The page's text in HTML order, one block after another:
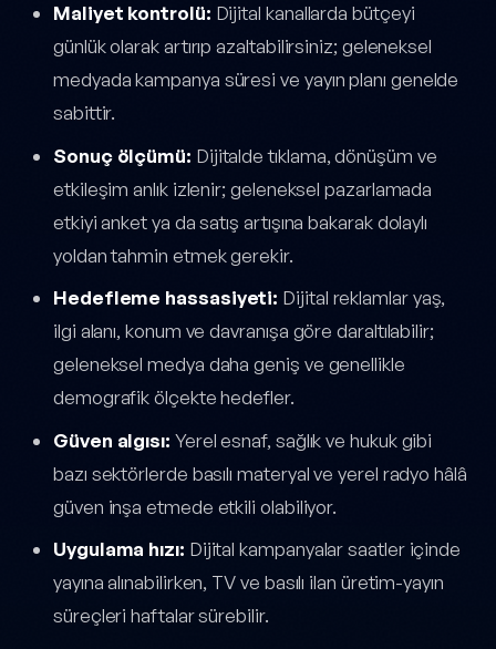
Maliyet kontrolü: Dijital kanallarda bütçeyi
günlük olarak artırıp azaltabilirsiniz; geleneksel
medyada kampanya süresi ve yayın planı genelde
sabittir.
Sonuç ölçümü: Dijitalde tıklama, dönüşüm ve
etkileşim anlık izlenir; geleneksel pazarlamada
etkiyi anket ya da satış artışına bakarak dolaylı
yoldan tahmin etmek gerekir.
Hedefleme hassasiyeti: Dijital reklamlar yaş,
ilgi alanı, konum ve davranışa göre daraltılabilir;
geleneksel medya daha geniş ve genellikle
demografik ölçekte hedefler.
Güven algısı: Yerel esnaf, sağlık ve hukuk gibi
bazı sektörlerde basılı materyal ve yerel radyo hâlâ
güven inşa etmede etkili olabiliyor.
Uygulama hızı: Dijital kampanyalar saatler içinde
yayına alınabilirken, TV ve basılı ilan üretim-yayın
süreçleri haftalar sürebilir.